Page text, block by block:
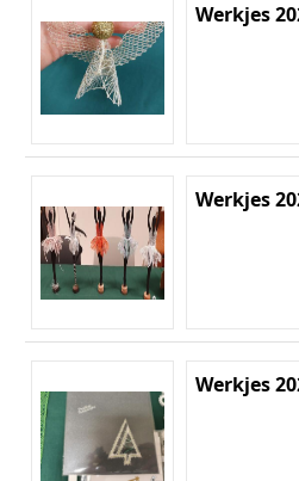
Werkjes
Werkjes
Werkjes